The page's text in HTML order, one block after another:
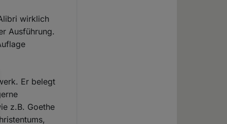
wirklich
Ausführung.
Er belegt
z.B. Goethe